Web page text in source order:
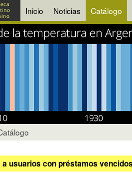
Inicio Noticias Catálogo
a usuarios con préstamos